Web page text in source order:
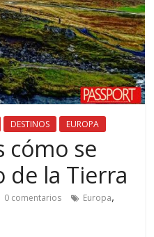
DESTINOS EUROPA
cómo se
de la Tierra
0 comentarios Europa,